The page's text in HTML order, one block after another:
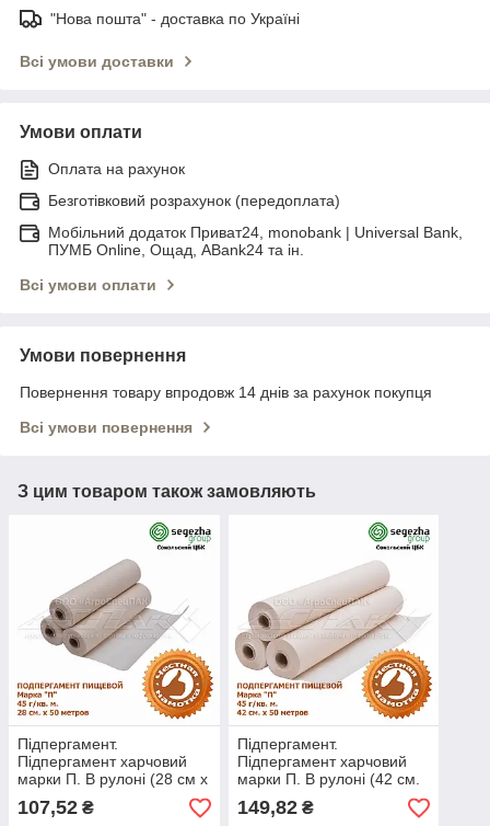
"Нова пошта" - доставка по Україні
Всі умови доставки
Умови оплати
Оплата на рахунок
Безготівковий розрахунок (передоплата)
Мобільний додаток Приват24, monobank | Universal Bank,
ПУМБ Online, Ощад, ABank24 та ін.
Всі умови оплати
Умови повернення
Повернення товару впродовж 14 днів за рахунок покупця
Всі умови повернення
З цим товаром також замовляють
Підпергамент.
Підпергамент харчовий
марки П. В рулоні (28 см х
50 метрів.)
107,52 ₴
Підпергамент.
Підпергамент харчовий
марки П. В рулоні (42 см.
х 50 метрів.)
149,82₴